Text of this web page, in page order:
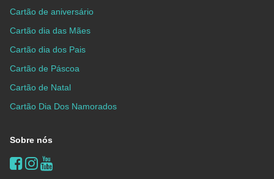
Cartão de aniversário
Cartão dia das Mães
Cartão dia dos Pais
Cartão de Páscoa
Cartão de Natal
Cartão Dia Dos Namorados
Sobre nós